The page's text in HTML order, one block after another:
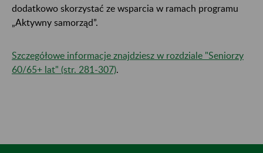
dodatkowo skorzystać ze wsparcia w ramach programu
„Aktywny samorząd”.
Szczegółowe informacje znajdziesz w rozdziale "Seniorzy
60/65+ lat​​​​​​​" (str. 281-307)